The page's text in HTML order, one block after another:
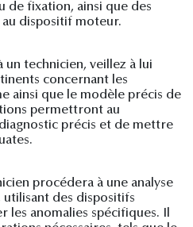
de fixation, ainsi que des
dispositif moteur.
un technicien, veillez à lui
concernant les
ainsi que le modèle précis de
permettront au
précis et de mettre
procédera à une analyse
des dispositifs
les anomalies spécifiques. Il